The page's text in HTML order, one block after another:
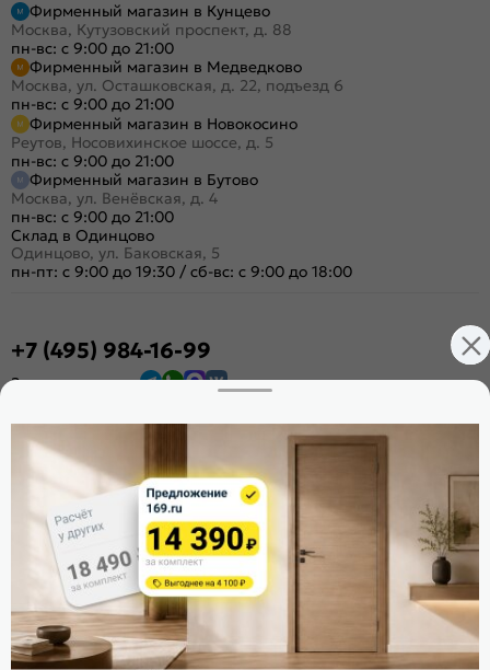
Фирменный магазин в Кунцево
Москва, Кутузовский проспект, д. 88
пн-вс: с 9:00 до 21:00
Фирменный магазин в Медведково
Москва, ул. Осташковская, д. 22, подъезд 6
пн-вс: с 9:00 до 21:00
Фирменный магазин в Новокосино
Реутов, Носовихинское шоссе, д. 5
пн-вс: с 9:00 до 21:00
Фирменный магазин в Бутово
Москва, ул. Венёвская, д. 4
пн-вс: с 9:00 до 21:00
Склад в Одинцово
Одинцово, ул. Баковская, 5
пн-пт: с 9:00 до 19:30 / сб-вс: с 9:00 до 18:00
+7 (495) 984-16-99
Заказать звонок
Расскажите о нас
Поделиться
Оцените магазин
ИКС 1340
© 2010—2026 Склад Дверей 169.RU